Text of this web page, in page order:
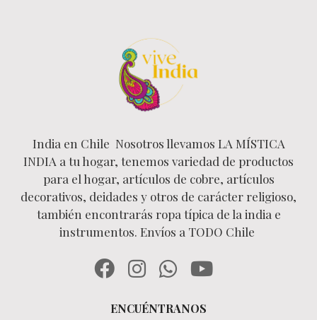
India en Chile Nosotros llevamos LA MÍSTICA
INDIA a tu hogar, tenemos variedad de productos
para el hogar, artículos de cobre, artículos
decorativos, deidades y otros de carácter religioso,
también encontrarás ropa típica de la india e
instrumentos. Envíos a TODO Chile
ENCUÉNTRANOS